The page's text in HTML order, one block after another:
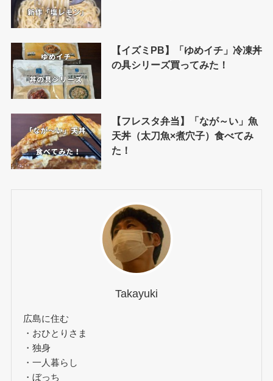
【イズミPB】「ゆめイチ」冷凍丼
の具シリーズ買ってみた！
【フレスタ弁当】「なが～い」魚
天丼（太刀魚×煮穴子）食べてみ
た！
Takayuki
広島に住む
・おひとりさま
・独身
・一人暮らし
・ぼっち